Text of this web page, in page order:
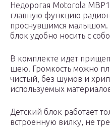
Недорогая Motorola
главную функцию
проснувшимся малышом.
блок удобно носить с
В комплекте идет
шею. Громкость можно
чистый, без шумов и
используемых
Детский блок работает
встроенную вилку, не